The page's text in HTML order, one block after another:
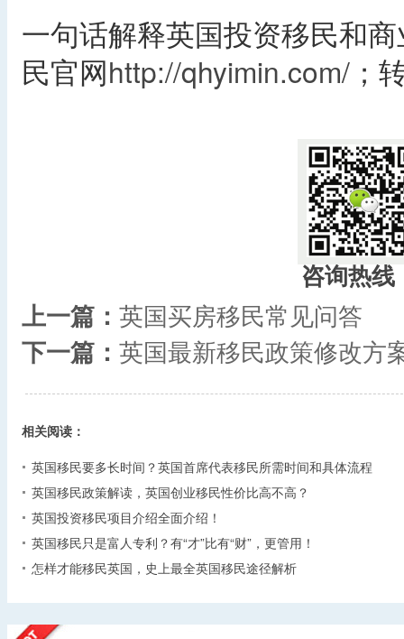
一句话解释英国投资移民和
民官网http://qhyimin.com/ ；
咨询热线
上一篇： 英国买房移民常见问答
下一篇： 英国最新移民政策修改方
相关阅读：
英国移民要多长时间？英国首席代表移民所需时间和具体流程
英国移民政策解读，英国创业移民性价比高不高？
英国投资移民项目介绍全面介绍！
英国移民只是富人专利？有“才”比有“财”，更管用！
怎样才能移民英国，史上最全英国移民途径解析